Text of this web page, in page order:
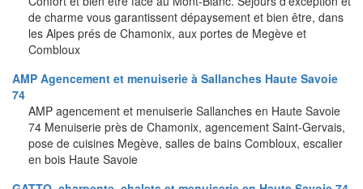
de charme vous garantissent dépaysement et bien être, dans
les Alpes prés de Chamonix, aux portes de Megève et
Combloux
AMP Agencement et menuiserie à Sallanches Haute Savoie
74
AMP agencement et menuiserie Sallanches en Haute Savoie
74 Menuiserie près de Chamonix, agencement Saint-Gervais,
pose de cuisines Megève, salles de bains Combloux, escalier
en bois Haute Savoie